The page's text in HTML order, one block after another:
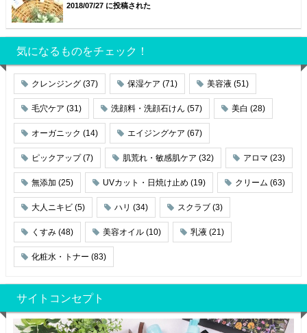
2018/07/27 に投稿された
気になるものをチェック！
クレンジング (37) 保湿ケア (71) 美容液 (51)
毛穴ケア (31) 洗顔料・洗顔石けん (57) 美白 (28)
オーガニック (14) エイジングケア (67)
ピックアップ(7) 肌荒れ・敏感肌ケア (32) アロマ (23)
無添加 (25) UVカット・日焼け止め (19) クリーム (63)
大人ニキビ (5) ハリ (34) スクラブ (3)
くすみ (48) 美容オイル (10) 乳液 (21)
化粧水・トナー (83)
サイトコンセプト